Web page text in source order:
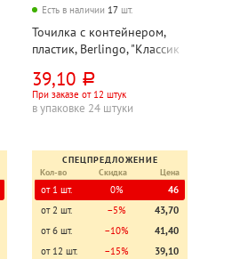
Есть в наличии 17 шт.
Точилка с контейнером,
пластик, Berlingo, "Классик
60мм*25мм, одно
отверстие
39,10 руб.
При заказе от 12 штук
в упаковке 24 штуки
СПЕЦПРЕДЛОЖЕНИЕ
Кол-во
Скидка Цена
от 1 шт. 0%
46
от 2 шт.
−5%
43,70
от 6 шт.
−10%
41,40
от 12 шт.
−15% 39,10